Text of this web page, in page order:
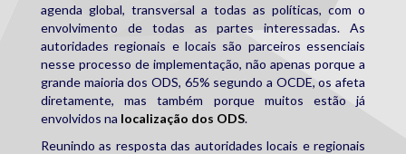
agenda global, transversal a todas as políticas, com o
envolvimento de todas as partes interessadas. As
autoridades regionais e locais são parceiros essenciais
nesse processo de implementação, não apenas porque a
grande maioria dos ODS, 65% segundo a OCDE, os afeta
diretamente, mas também porque muitos estão já
envolvidos na localização dos ODS.
Reunindo as resposta das autoridades locais e regionais